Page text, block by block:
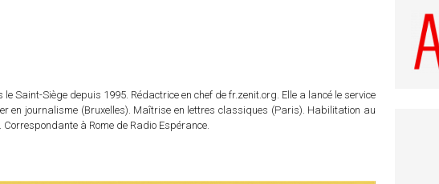
Saint-Siège depuis 1995. Rédactrice en chef de fr.zenit.org. Elle a lancé le service
en journalisme (Bruxelles). Maîtrise en lettres classiques (Paris). Habilitation au
à Rome de Radio Espérance.